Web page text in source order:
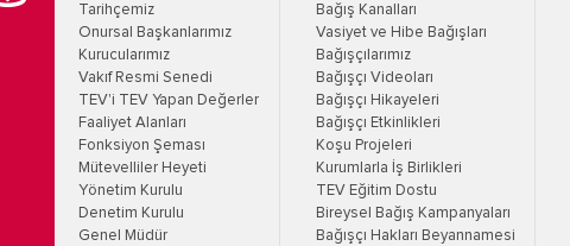
Tarihçemiz
Onursal Başkanlarımız
Kurucularımız
Vakıf Resmi Senedi
TEV'i TEV Yapan Değerler
Faaliyet Alanları
Fonksiyon Şeması
Mütevelliler Heyeti
Yönetim Kurulu
Denetim Kurulu
Genel Müdür
Bağış Kanalları
Vasiyet ve Hibe Bağışları
Bağışçılarımız
Bağışçı Videoları
Bağışçı Hikayeleri
Bağışçı Etkinlikleri
Koşu Projeleri
Kurumlarla İş Birlikleri
TEV Eğitim Dostu
Bireysel Bağış Kampanyaları
Bağışçı Hakları Beyannamesi